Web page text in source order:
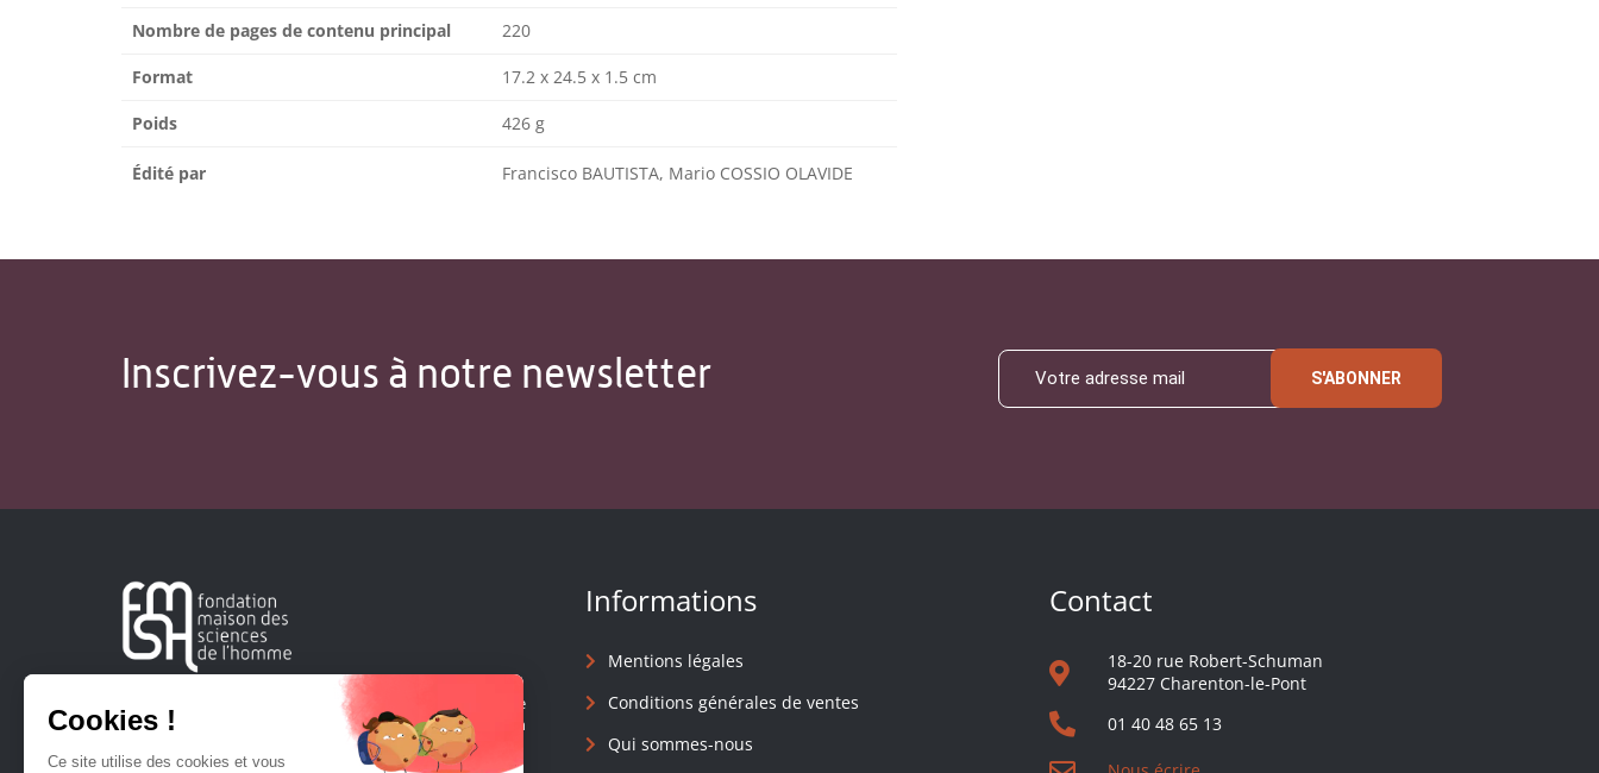
Nombre de pages de contenu principal 220
Format 17.2 x 24.5 x 1.5 cm
Poids 426 g
Édité par Francisco BAUTISTA, Mario COSSIO OLAVIDE
Inscrivez-vous à notre newsletter S'ABONNER
Créée en 1963, la Fondation Maison Sciences de l'Homme
soutient la recherche et la diffusion des connaissances en
Informations
Mentions légales
Conditions générales de ventes
Qui sommes-nous
Contact
18-20 rue Robert-Schuman
94227 Charenton-le-Pont
01 40 48 65 13